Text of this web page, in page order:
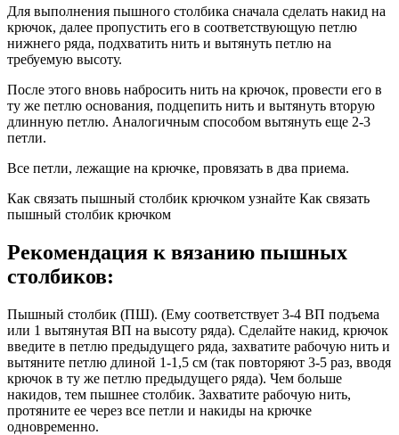
Для выполнения пышного столбика сначала сделать накид на
крючок, далее пропустить его в соответствующую петлю
нижнего ряда, подхватить нить и вытянуть петлю на
требуемую высоту.
После этого вновь набросить нить на крючок, провести его в
ту же петлю основания, подцепить нить и вытянуть вторую
длинную петлю. Аналогичным способом вытянуть еще 2-3
петли.
Все петли, лежащие на крючке, провязать в два приема.
Как связать пышный столбик крючком узнайте Как связать
пышный столбик крючком
Рекомендация к вязанию пышных
столбиков:
Пышный столбик (ПШ). (Ему соответствует 3-4 ВП подъема
или 1 вытянутая ВП на высоту ряда). Сделайте накид, крючок
введите в петлю предыдущего ряда, захватите рабочую нить и
вытяните петлю длиной 1-1,5 см (так повторяют 3-5 раз, вводя
крючок в ту же петлю предыдущего ряда). Чем больше
накидов, тем пышнее столбик. Захватите рабочую нить,
протяните ее через все петли и накиды на крючке
одновременно.